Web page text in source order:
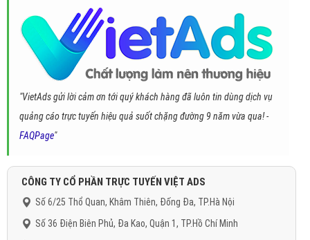
"VietAds gửi lời cảm ơn tới quý khách hàng đã luôn tin dùng dịch vụ
quảng cáo trực tuyến hiệu quả suốt chặng đường 9 năm vừa qua! -
FAQPage"
CÔNG TY CỔ PHẦN TRỰC TUYẾN VIỆT ADS
Số 6/25 Thổ Quan, Khâm Thiên, Đống Đa, TP.Hà Nội
Số 36 Điện Biên Phủ, Đa Kao, Quận 1, TP.Hồ Chí Minh